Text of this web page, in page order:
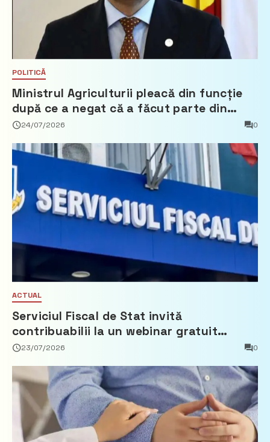
POLITICĂ
Ministrul Agriculturii pleacă din funcție
după ce a negat că a făcut parte din
Partidul Democrat
24/07/2026 0
ACTUAL
Serviciul Fiscal de Stat invită
contribuabilii la un webinar gratuit
privind calculul impozitului pe bunurile
23/07/2026 0